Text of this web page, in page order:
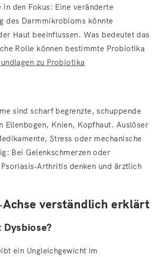
in den Fokus: Eine veränderte
des Darmmikrobioms könnte
Haut beeinflussen. Was bedeutet das
Rolle können bestimmte Probiotika
zu Probiotika
sind scharf begrenzte, schuppende
Ellenbogen, Knien, Kopfhaut. Auslöser
Stress oder mechanische
Bei Gelenkschmerzen oder
Psoriasis‑Arthritis denken und ärztlich
verständlich erklärt
ein Ungleichgewicht im